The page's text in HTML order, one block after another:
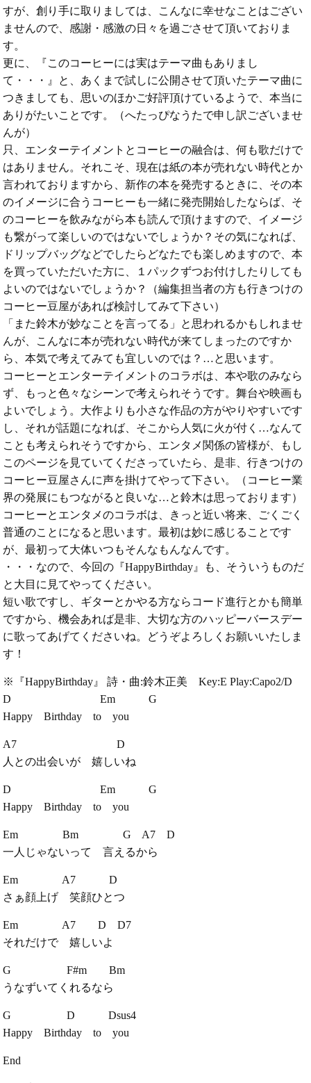
すが、創り手に取りましては、こんなに幸せなことはござい
ませんので、感謝・感激の日々を過ごさせて頂いておりま
す。
更に、『このコーヒーには実はテーマ曲もありまし
て・・・』と、あくまで試しに公開させて頂いたテーマ曲に
つきましても、思いのほかご好評頂けているようで、本当に
ありがたいことです。（へたっぴなうたで申し訳ございませ
んが）
只、エンターテイメントとコーヒーの融合は、何も歌だけで
はありません。それこそ、現在は紙の本が売れない時代とか
言われておりますから、新作の本を発売するときに、その本
のイメージに合うコーヒーも一緒に発売開始したならば、そ
のコーヒーを飲みながら本も読んで頂けますので、イメージ
も繋がって楽しいのではないでしょうか？その気になれば、
ドリップバッグなどでしたらどなたでも楽しめますので、本
を買っていただいた方に、１パックずつお付けしたりしても
よいのではないでしょうか？（編集担当者の方も行きつけの
コーヒー豆屋があれば検討してみて下さい）
「また鈴木が妙なことを言ってる」と思われるかもしれませ
んが、こんなに本が売れない時代が来てしまったのですか
ら、本気で考えてみても宜しいのでは？…と思います。
コーヒーとエンターテイメントのコラボは、本や歌のみなら
ず、もっと色々なシーンで考えられそうです。舞台や映画も
よいでしょう。大作よりも小さな作品の方がやりやすいです
し、それが話題になれば、そこから人気に火が付く…なんて
ことも考えられそうですから、エンタメ関係の皆様が、もし
このページを見ていてくださっていたら、是非、行きつけの
コーヒー豆屋さんに声を掛けてやって下さい。（コーヒー業
界の発展にもつながると良いな…と鈴木は思っております）
コーヒーとエンタメのコラボは、きっと近い将来、ごくごく
普通のことになると思います。最初は妙に感じることです
が、最初って大体いつもそんなもんなんです。
・・・なので、今回の『HappyBirthday』も、そういうものだ
と大目に見てやってください。
短い歌ですし、ギターとかやる方ならコード進行とかも簡単
ですから、機会あれば是非、大切な方のハッピーバースデー
に歌ってあげてくださいね。どうぞよろしくお願いいたしま
す！
※『HappyBirthday』 詩・曲:鈴木正美 Key:E Play:Capo2/D
D Em G
Happy Birthday to you
A7 D
人との出会いが 嬉しいね
D Em G
Happy Birthday to you
Em Bm G A7 D
一人じゃないって 言えるから
Em A7 D
さぁ顔上げ 笑顔ひとつ
Em A7 D D7
それだけで 嬉しいよ
G F#m Bm
うなずいてくれるなら
G D Dsus4
Happy Birthday to you
End